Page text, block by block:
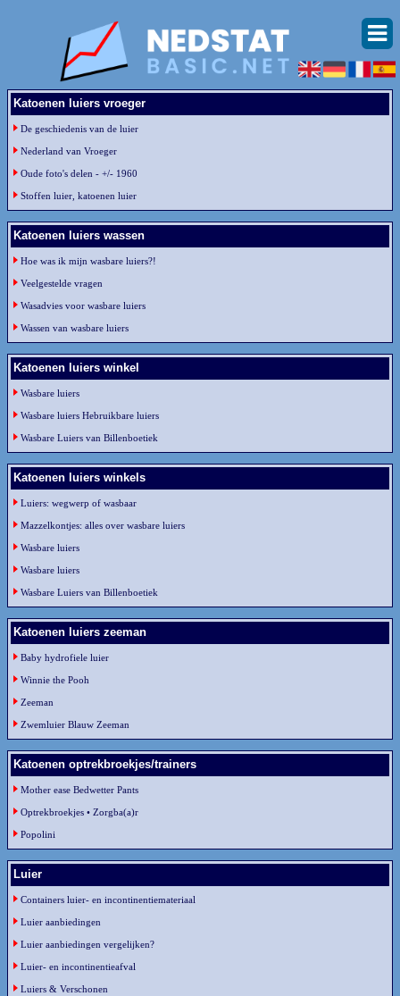
Katoenen luiers vroeger
De geschiedenis van de luier
Nederland van Vroeger
Oude foto's delen - +/- 1960
Stoffen luier, katoenen luier
Katoenen luiers wassen
Hoe was ik mijn wasbare luiers?!
Veelgestelde vragen
Wasadvies voor wasbare luiers
Wassen van wasbare luiers
Katoenen luiers winkel
Wasbare luiers
Wasbare luiers Hebruikbare luiers
Wasbare Luiers van Billenboetiek
Katoenen luiers winkels
Luiers: wegwerp of wasbaar
Mazzelkontjes: alles over wasbare luiers
Wasbare luiers
Wasbare luiers
Wasbare Luiers van Billenboetiek
Katoenen luiers zeeman
Baby hydrofiele luier
Winnie the Pooh
Zeeman
Zwemluier Blauw Zeeman
Katoenen optrekbroekjes/trainers
Mother ease Bedwetter Pants
Optrekbroekjes • Zorgba(a)r
Popolini
Luier
Containers luier- en incontinentiemateriaal
Luier aanbiedingen
Luier aanbiedingen vergelijken?
Luier- en incontinentieafval
Luiers & Verschonen